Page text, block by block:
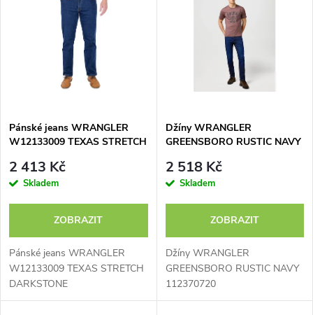
p
r
o
d
u
Abecedně
s
p
r
d
u
Pánské jeans WRANGLER
W12133009 TEXAS STRETCH
2 413 Kč
Skladem
ZOBRAZIT
Pánské jeans WRANGLER
W12133009 TEXAS STRETCH
DARKSTONE
Džíny WRANGLER
GREENSBORO RUSTIC NAVY
2 518 Kč
Skladem
ZOBRAZIT
Džíny WRANGLER
GREENSBORO RUSTIC NAVY
112370720